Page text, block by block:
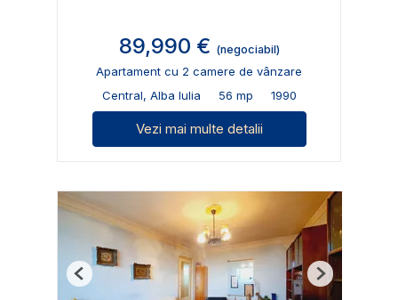
89,990 € (negociabil)
Apartament cu 2 camere de vânzare
Central, Alba Iulia
56 mp 1990
Vezi mai multe detalii
Previous Next